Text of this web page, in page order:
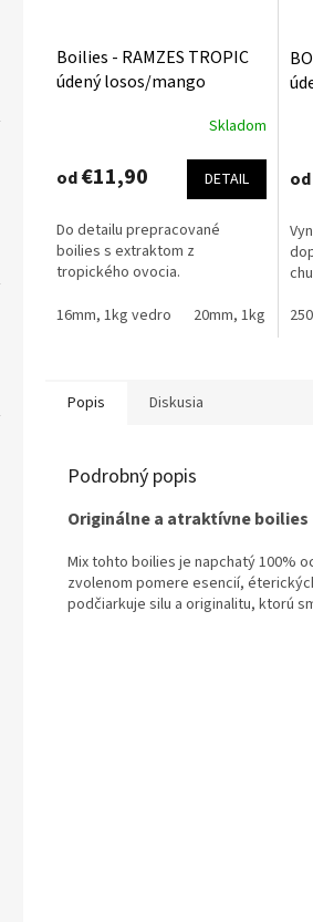
Boilies - RAMZES TROPIC
údený losos/mango
produktu
z
5
hviezdičiek.
Skladom
od€11,90 DETAIL
Do detailu prepracované
boilies s extraktom z
tropického ovocia.
16mm, 1kg vedro
20mm, 1kg vedro
z
5
od
Popis Diskusia
Podrobný popis
Originálnea atraktívneboilies
Mix tohto boilies je napchatý100%
zvolenom pomere esencií,
podčiarkuje silu a originalitu, ktorú